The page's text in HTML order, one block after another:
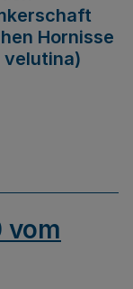
Hornisse
velutina)
vom